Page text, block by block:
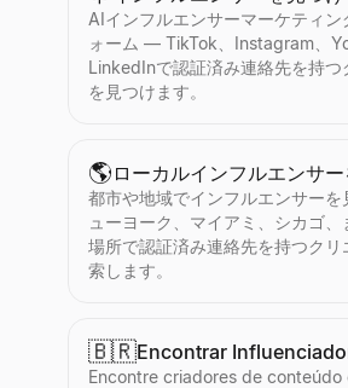
AIインフルエンサーマーケティン
ォーム — TikTok、Instagram、
LinkedInで認証済み連絡先を持つ
を見つけます。
🌎 ローカルインフルエンサ
都市や地域でインフルエンサー
ューヨーク、マイアミ、シカゴ
場所で認証済み連絡先を持つクリ
索します。
🇧🇷Encontrar
Encontre criadores de conteúdo